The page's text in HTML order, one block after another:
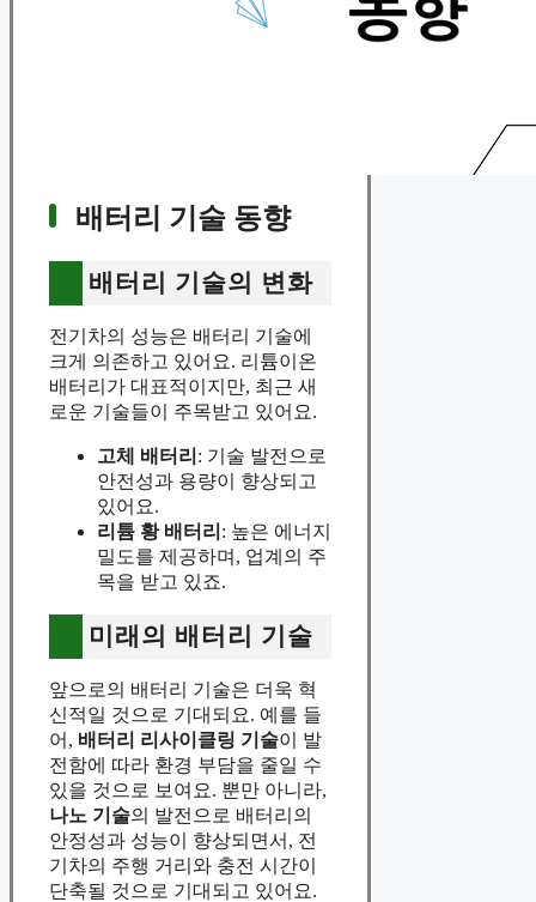
배터리 기술 동향
배터리 기술의 변화
전기차의 성능은 배터리 기술에
크게 의존하고 있어요. 리튬이온
배터리가 대표적이지만, 최근 새
로운 기술들이 주목받고 있어요.
고체 배터리 : 기술 발전으로
안전성과 용량이 향상되고
있어요.
리튬 황 배터리 : 높은 에너지
밀도를 제공하며, 업계의 주
목을 받고 있죠.
미래의 배터리 기술
앞으로의 배터리 기술은 더욱 혁
신적일 것으로 기대되요. 예를 들
어, 배터리 리사이클링 기술이 발
전함에 따라 환경 부담을 줄일 수
있을 것으로 보여요. 뿐만 아니라,
나노 기술의 발전으로 배터리의
안정성과 성능이 향상되면서, 전
기차의 주행 거리와 충전 시간이
단축될 것으로 기대되고 있어요.